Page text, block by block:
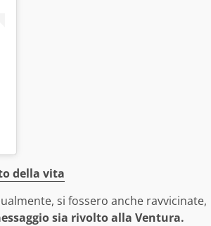
della vita
si fossero anche ravvicinate,
sia rivolto alla Ventura.